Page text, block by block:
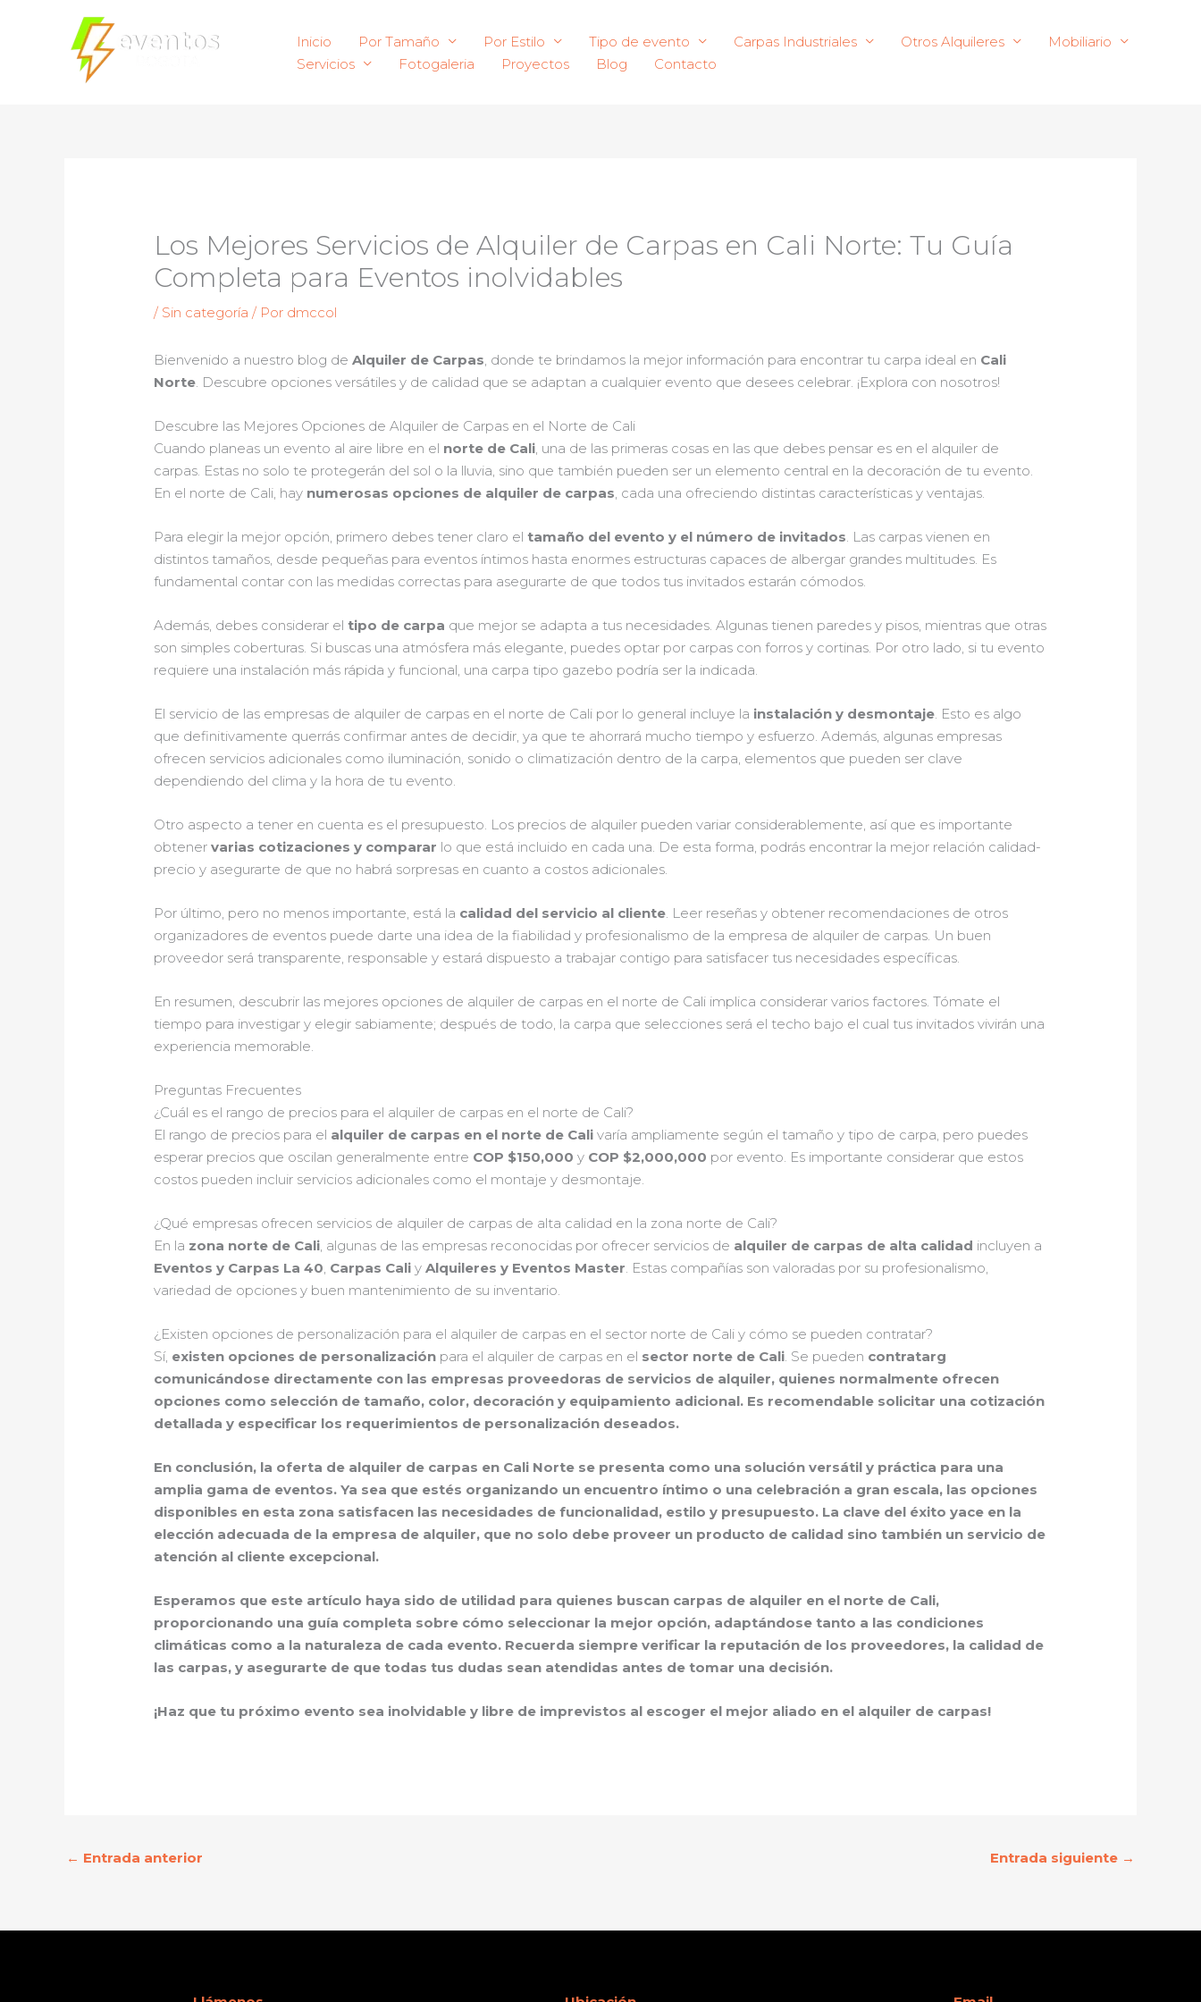
Inicio Por Tamaño Por Estilo Tipo de evento Carpas Industriales Otros Alquileres
Mobiliario
Servicios
Fotogaleria Proyectos Blog Contacto
Los Mejores Servicios de Alquiler de Carpas en Cali Norte: Tu Guía
Completa para Eventos inolvidables
/ Sin categoría / Por dmccol
Bienvenido a nuestro blog deAlquiler de Carpas, donde te brindamos la mejor información para encontrar tu carpa ideal en Cali
Norte. Descubre opciones versátiles y de calidad que se adaptan a cualquier evento que desees celebrar. ¡Explora con nosotros!
Descubre las Mejores Opciones de Alquiler de Carpas en el Norte de Cali
Cuando planeas un evento al aire libre en el norte de Cali, una de las primeras cosas en las que debes pensar es en el alquiler de
carpas. Estas no solo te protegerán del sol o la lluvia, sino que también pueden ser un elemento central en la decoración de tu evento.
En el norte de Cali, hay numerosas opciones de alquiler de carpas, cada una ofreciendo distintas características y ventajas.
Para elegir la mejor opción, primero debes tener claro eltamaño del evento y el número de invitados. Las carpas vienen en
distintos tamaños, desde pequeñas para eventos íntimos hasta enormes estructuras capaces de albergar grandes multitudes. Es
fundamental contar con las medidas correctas para asegurarte de que todos tus invitados estarán cómodos.
Además, debes considerar eltipo de carpa que mejor se adapta a tus necesidades. Algunas tienen paredes y pisos, mientras que otras
son simples coberturas. Si buscas una atmósfera más elegante, puedes optar por carpas con forros y cortinas. Por otro lado, si tu evento
requiere una instalación más rápida y funcional, una carpa tipo gazebo podría ser la indicada.
El servicio de las empresas de alquiler de carpas en el norte de Cali por lo general incluye la instalación y desmontaje. Esto es algo
que definitivamente querrás confirmar antes de decidir, ya que te ahorrará mucho tiempo y esfuerzo. Además, algunas empresas
ofrecen servicios adicionales como iluminación, sonido o climatización dentro de la carpa, elementos que pueden ser clave
dependiendo del clima y la hora de tu evento.
Otro aspecto a tener en cuenta es el presupuesto. Los precios de alquiler pueden variar considerablemente, así que es importante
obtenervarias cotizaciones y comparar lo que está incluido en cada una. De esta forma, podrás encontrar la mejor relación calidad-
precio y asegurarte de que no habrá sorpresas en cuanto a costos adicionales.
Por último, pero no menos importante, está la calidad del servicio al cliente. Leer reseñas y obtener recomendaciones de otros
organizadores de eventos puede darte una idea de la fiabilidad y profesionalismo de la empresa de alquiler de carpas. Un buen
proveedor será transparente, responsable y estará dispuesto a trabajar contigo para satisfacer tus necesidades específicas.
En resumen, descubrir las mejores opciones de alquiler de carpas en el norte de Cali implica considerar varios factores. Tómate el
tiempo para investigar y elegir sabiamente; después de todo, la carpa que selecciones será el techo bajo el cual tus invitados vivirán una
experiencia memorable.
Preguntas Frecuentes
¿Cuál es el rango de precios para el alquiler de carpas en el norte de Cali?
El rango de precios para el alquiler de carpas en el norte de Cali varía ampliamente según el tamaño y tipo de carpa, pero puedes
esperar precios que oscilan generalmente entre COP $150,000 y COP $2,000,000 por evento. Es importante considerar que estos
costos pueden incluir servicios adicionales como el montaje y desmontaje.
¿Qué empresas ofrecen servicios de alquiler de carpas de alta calidad en la zona norte de Cali?
En la zona norte de Cali, algunas de las empresas reconocidas por ofrecer servicios de alquiler de carpas de alta calidad incluyen a
Eventos y Carpas La 40, Carpas Cali yAlquileres y Eventos Master. Estas compañías son valoradas por su profesionalismo,
variedad de opciones y buen mantenimiento de su inventario.
¿Existen opciones de personalización para el alquiler de carpas en el sector norte de Cali y cómo se pueden contratar?
Sí, existen opciones de personalización para el alquiler de carpas en el sector norte de Cali. Se pueden contratarg
comunicándose directamente con las empresas proveedoras de servicios de alquiler, quienes normalmente ofrecen
opciones como selección de tamaño, color, decoración y equipamiento adicional. Es recomendable solicitar una cotización
detallada y especificar los requerimientos de personalización deseados.
En conclusión, la oferta de alquiler de carpas en Cali Norte se presenta como una solución versátil y práctica para una
amplia gama de eventos. Ya sea que estés organizando un encuentro íntimo o una celebración a gran escala, las opciones
disponibles en esta zona satisfacen las necesidades de funcionalidad, estilo y presupuesto. La clave del éxito yace en la
elección adecuada de la empresa de alquiler, que no solo debe proveer un producto de calidad sino también un servicio de
atención al cliente excepcional.
Esperamos que este artículo haya sido de utilidad para quienes buscan carpas de alquiler en el norte de Cali,
proporcionando una guía completa sobre cómo seleccionar la mejor opción, adaptándose tanto a las condiciones
climáticas como a la naturaleza de cada evento. Recuerda siempre verificar la reputación de los proveedores, la calidad de
las carpas, y asegurarte de que todas tus dudas sean atendidas antes de tomar una decisión.
¡Haz que tu próximo evento sea inolvidable y libre de imprevistos al escoger el mejor aliado en el alquiler de carpas!
← Entrada anterior Entrada siguiente →